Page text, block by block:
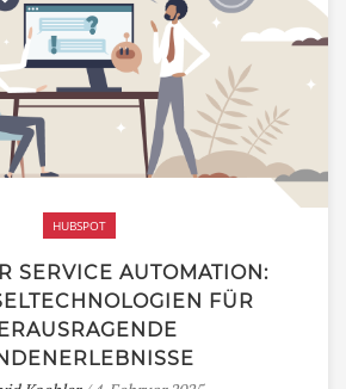
HUBSPOT
SERVICE AUTOMATION:
FÜR